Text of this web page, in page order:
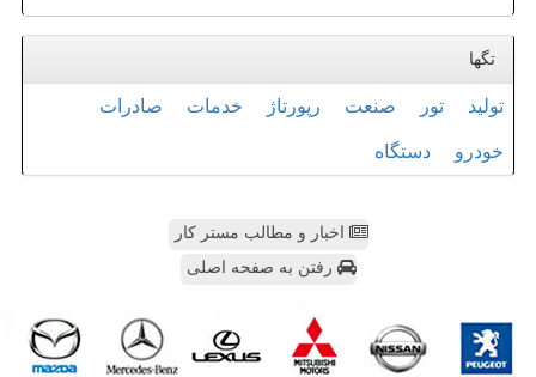
تگها
تولید تور صنعت رپورتاژ خدمات صادرات
خودرو دستگاه
اخبار و مطالب مستر کار
رفتن به صفحه اصلی